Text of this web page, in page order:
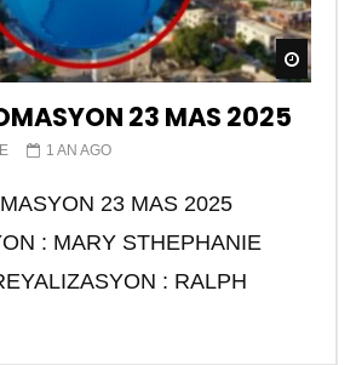
23 MAS 2025
1 AN AGO
23 MAS 2025
: MARY STHEPHANIE
: RALPH